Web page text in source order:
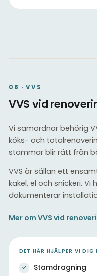
Platsbyggd hall med
08 · VVS
VVS vid
Vi samordnar behörig
köks- och
stammar blir rätt från
VVS är sällan ett
kakel, el och snickeri.
dokumenterar
Mer om VVS vid
DET HÄR HJÄLPER VI DIG
Stamdragning